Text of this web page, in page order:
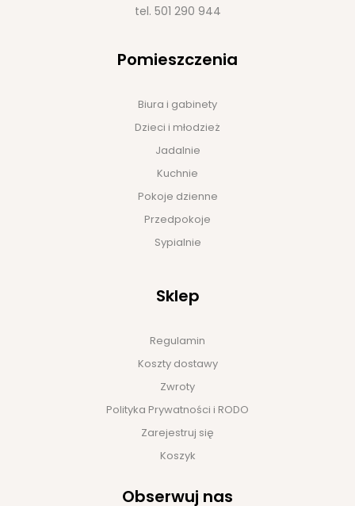
tel. 501 290 944
Pomieszczenia
Biura i gabinety
Dzieci i młodzież
Jadalnie
Kuchnie
Pokoje dzienne
Przedpokoje
Sypialnie
Sklep
Regulamin
Koszty dostawy
Zwroty
Polityka Prywatności i RODO
Zarejestruj się
Koszyk
Obserwuj nas